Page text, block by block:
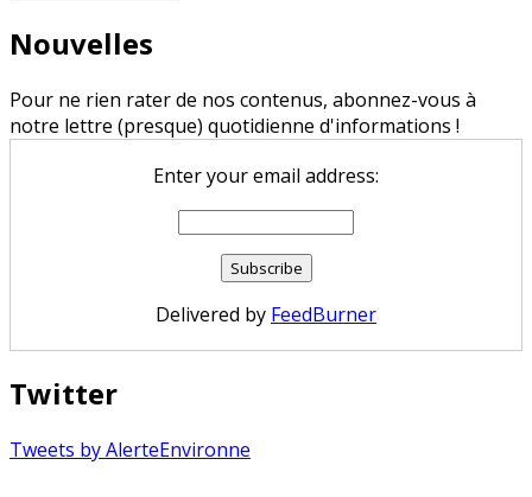
Nouvelles
Pour ne rien rater de nos contenus, abonnez-vous à
notre lettre (presque) quotidienne d'informations !
Enter your email address:
Delivered by FeedBurner
Twitter
Tweets by AlerteEnvironne